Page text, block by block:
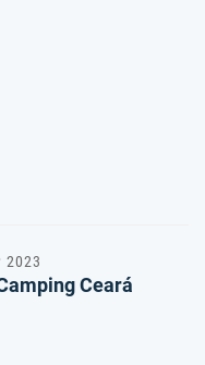
2023
Ceará